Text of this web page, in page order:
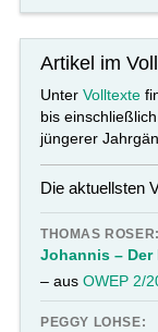
Artikel im
UnterVolltexte
bis
jüngerer
Die aktuellsten
THOMAS ROSER:
Johannis –
– ausOWEP 2/
PEGGY LOHSE: